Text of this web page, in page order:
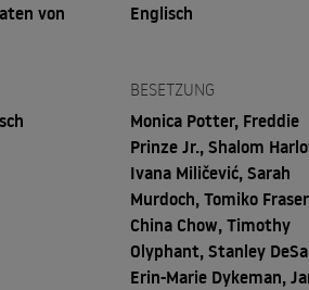
von
Englisch
BESETZUNG
Monica Potter, Freddie
Prinze Jr., Shalom
Ivana Miličević, Sarah
Murdoch, Tomiko
China Chow, Timothy
Olyphant, Stanley
Erin-Marie Dykeman,